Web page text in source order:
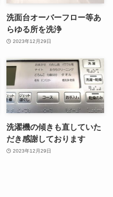
洗面台オーバーフロー等あ
らゆる所を洗浄
2023年12月29日
洗濯機の傾きも直していた
だき感謝しております
2023年12月29日